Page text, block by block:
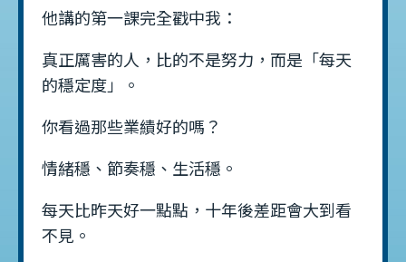
他講的第一課完全戳中我：
真正厲害的人，比的不是努力，而是「每天
的穩定度」。
你看過那些業績好的嗎？
情緒穩、節奏穩、生活穩。
每天比昨天好一點點，十年後差距會大到看
不見。